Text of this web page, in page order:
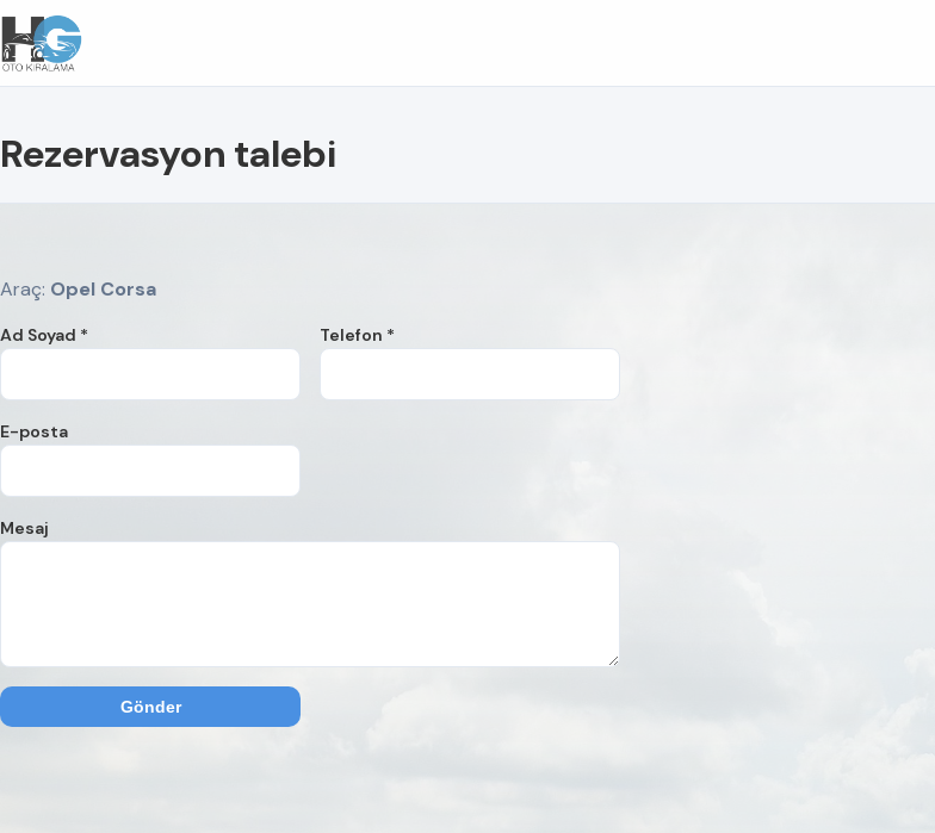
Rezervasyon talebi
Araç: Opel Corsa
Ad Soyad * Telefon *
E-posta
Mesaj
Gönder